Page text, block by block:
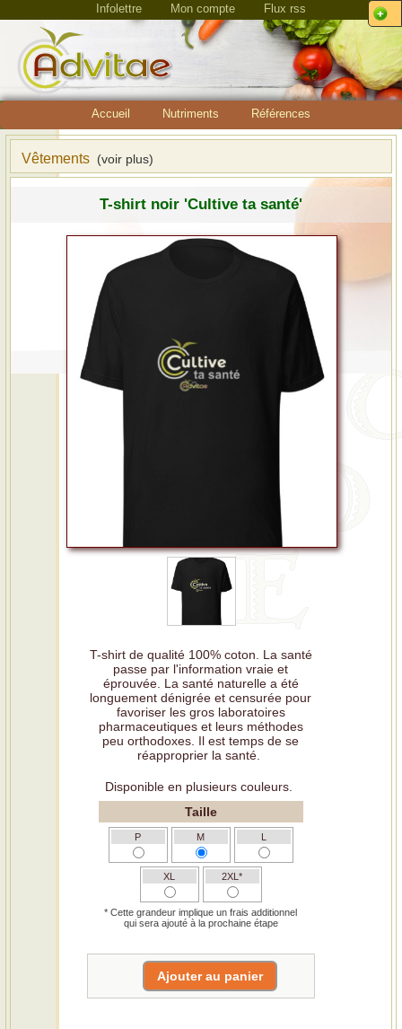
Infolettre Mon compte Flux rss
Accueil Nutriments Références
Vêtements (voir plus)
T-shirt noir 'Cultive ta santé'
T-shirt de qualité 100% coton. La santé
passe par l'information vraie et
éprouvée. La santé naturelle a été
longuement dénigrée et censurée pour
favoriser les gros laboratoires
pharmaceutiques et leurs méthodes
peu orthodoxes. Il est temps de se
réapproprier la santé.
Disponible en plusieurs couleurs.
Taille
P M L
XL 2XL*
* Cette grandeur implique un frais additionnel
qui sera ajouté à la prochaine étape